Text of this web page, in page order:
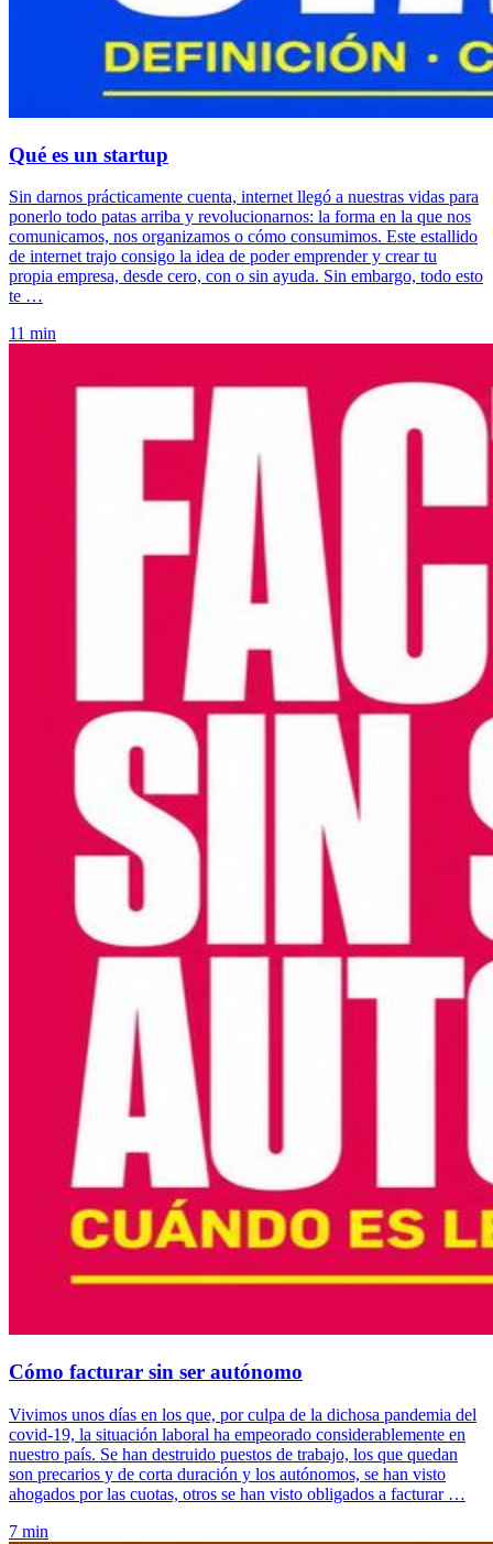
Qué es un startup
Sin darnos prácticamente cuenta, internet llegó a nuestras vidas para
ponerlo todo patas arriba y revolucionarnos: la forma en la que nos
comunicamos, nos organizamos o cómo consumimos. Este estallido
de internet trajo consigo la idea de poder emprender y crear tu
propia empresa, desde cero, con o sin ayuda. Sin embargo, todo esto
te …
11 min
Cómo facturar sin ser autónomo
Vivimos unos días en los que, por culpa de la dichosa pandemia del
covid-19, la situación laboral ha empeorado considerablemente en
nuestro país. Se han destruido puestos de trabajo, los que quedan
son precarios y de corta duración y los autónomos, se han visto
ahogados por las cuotas, otros se han visto obligados a facturar …
7 min